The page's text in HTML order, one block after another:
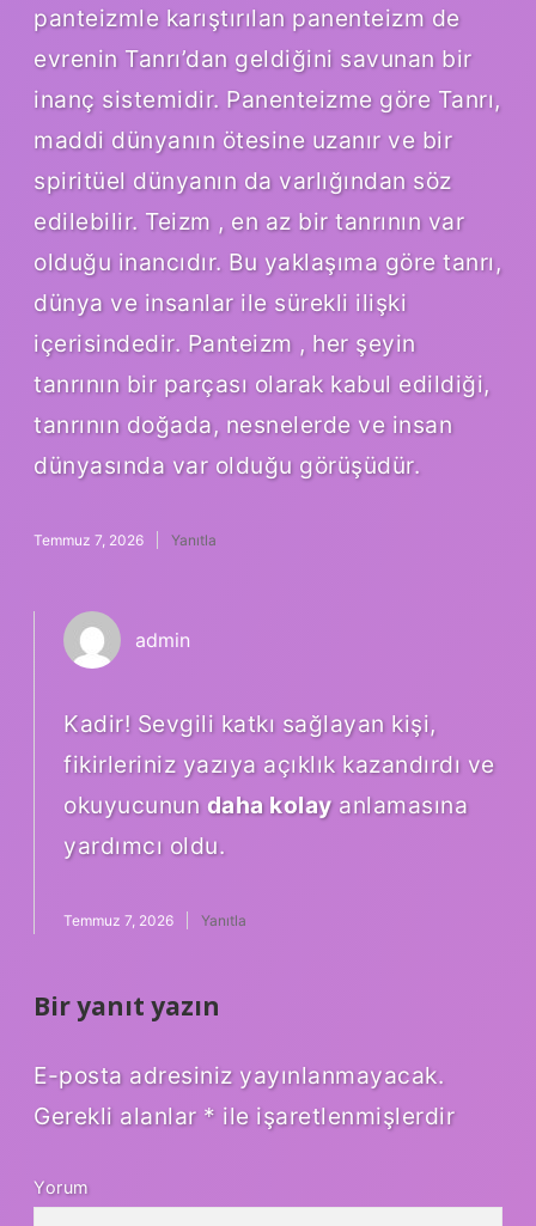
panteizmle karıştırılan panenteizm de
evrenin Tanrı’dan geldiğini savunan bir
inanç sistemidir. Panenteizme göre Tanrı,
maddi dünyanın ötesine uzanır ve bir
spiritüel dünyanın da varlığından söz
edilebilir. Teizm , en az bir tanrının var
olduğu inancıdır. Bu yaklaşıma göre tanrı,
dünya ve insanlar ile sürekli ilişki
içerisindedir. Panteizm , her şeyin
tanrının bir parçası olarak kabul edildiği,
tanrının doğada, nesnelerde ve insan
dünyasında var olduğu görüşüdür.
Temmuz 7, 2026 Yanıtla
admin
Kadir! Sevgili katkı sağlayan kişi,
fikirleriniz yazıya açıklık kazandırdı ve
okuyucunun daha kolayanlamasına
yardımcı oldu.
Temmuz 7, 2026 Yanıtla
Bir yanıt yazın
E-posta adresiniz yayınlanmayacak.
Gerekli alanlar * ile işaretlenmişlerdir
Yorum